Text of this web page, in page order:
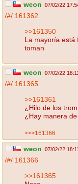
weon 07/02/22
/#/ 161362
>>161350
La mayoría está
toman
weon 07/02/22
/#/ 161365
>>161361
¿Hilo de los
¿Hay manera
>>>161366
weon 07/02/22
/#/ 161366
>>161365